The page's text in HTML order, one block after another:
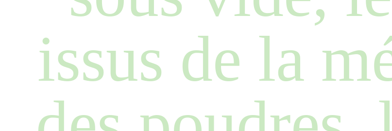
issus de la